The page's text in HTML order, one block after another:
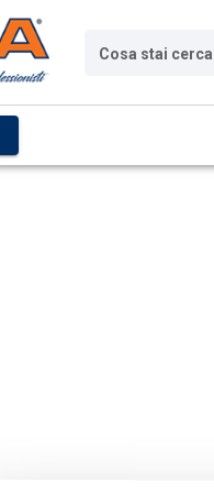
Cosa stai